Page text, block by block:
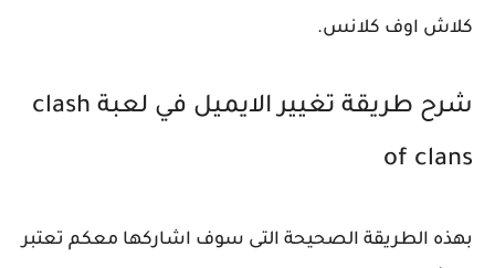
كلاش اوف كلانس.
شرح طريقة تغيير الايميل في لعبة clash
of clans
بهذه الطريقة الصحيحة التى سوف اشاركها معكم تعتبر